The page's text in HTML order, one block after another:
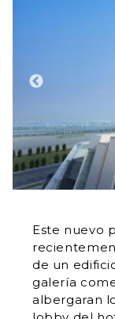
Este nuevo
de un
galería
albergaran